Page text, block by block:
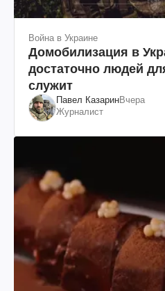
Война в Украине
Домобилизация в
достаточно людей
служит
Павел КазаринВчера
Журналист